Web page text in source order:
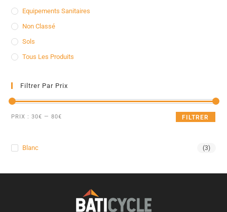
Equipements Sanitaires
Non Classé
Sols
Tous Les Produits
Filtrer Par Prix
FILTRER
PRIX :30€ —80€
Blanc (3)